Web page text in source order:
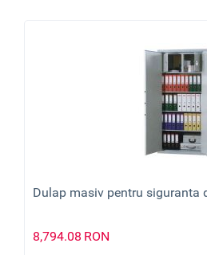
Dulap masiv pentru siguranta
8,794.08 RON